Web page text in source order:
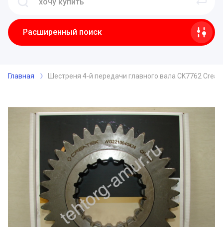
Расширенный поиск
Главная Шестреня 4-й передачи главного вала CK7762